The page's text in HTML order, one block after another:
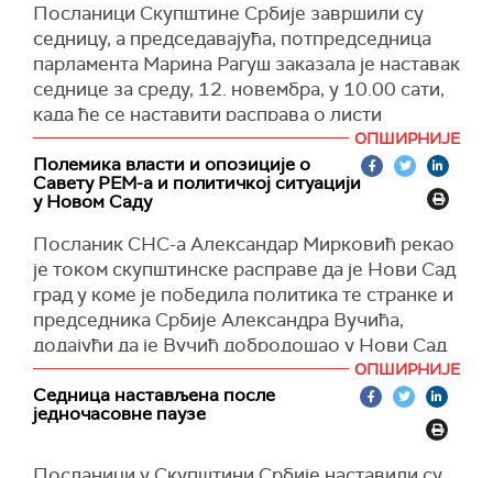
Посланици Скупштине Србије завршили су
седницу, а председавајућа, потпредседница
парламента Марина Рагуш заказала је наставак
седнице за среду, 12. новембра, у 10.00 сати,
када ће се наставити расправа о листи
кандидата за чланове Савета РЕМ-а.
Током данашње расправе, представници
владајуће коалиције изразили су уверење да
процес избора кандидата био демократски,
инклузиван и транспарентан.
С друге стране, представници опозиције
имали су примедбе на процедуре приликом
избора појединих кандидата, а изнели су и
тврдње да власт покушава да држи под
контролом Савет РЕМ-а како би преко њега
ОПШИРНИЈЕ
Полемика власти и опозиције о
Савету РЕМ-а и политичкој ситуацији
у Новом Саду
Посланик СНС-а Александар Мирковић рекао
је током скупштинске расправе да је Нови Сад
град у коме је победила политика те странке и
председника Србије Александра Вучића,
додајући да је Вучић добродошао у Нови Сад
као и у сваки други град у Србији.
Он је то рекао одговарајући посланику
Народног покрета Србије Бориславу
ОПШИРНИЈЕ
Седница настављена после
једночасовне паузе